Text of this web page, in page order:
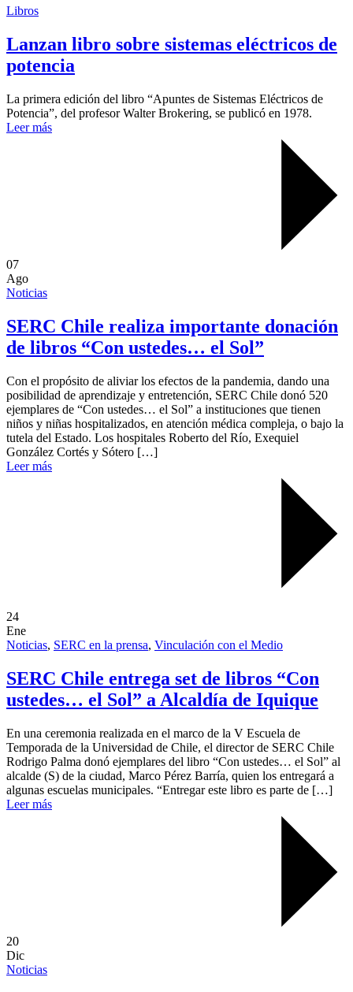
Libros
Lanzan libro sobre sistemas eléctricos de
potencia
La primera edición del libro “Apuntes de Sistemas Eléctricos de
Potencia”, del profesor Walter Brokering, se publicó en 1978.
Leer más
07
Ago
Noticias
SERC Chile realiza importante donación
de libros “Con ustedes… el Sol”
Con el propósito de aliviar los efectos de la pandemia, dando una
posibilidad de aprendizaje y entretención, SERC Chile donó 520
ejemplares de “Con ustedes… el Sol” a instituciones que tienen
niños y niñas hospitalizados, en atención médica compleja, o bajo la
tutela del Estado. Los hospitales Roberto del Río, Exequiel
González Cortés y Sótero […]
Leer más
24
Ene
Noticias, SERC en la prensa, Vinculación con el Medio
SERC Chile entrega set de libros “Con
ustedes… el Sol” a Alcaldía de Iquique
En una ceremonia realizada en el marco de la V Escuela de
Temporada de la Universidad de Chile, el director de SERC Chile
Rodrigo Palma donó ejemplares del libro “Con ustedes… el Sol” al
alcalde (S) de la ciudad, Marco Pérez Barría, quien los entregará a
algunas escuelas municipales. “Entregar este libro es parte de […]
Leer más
20
Dic
Noticias